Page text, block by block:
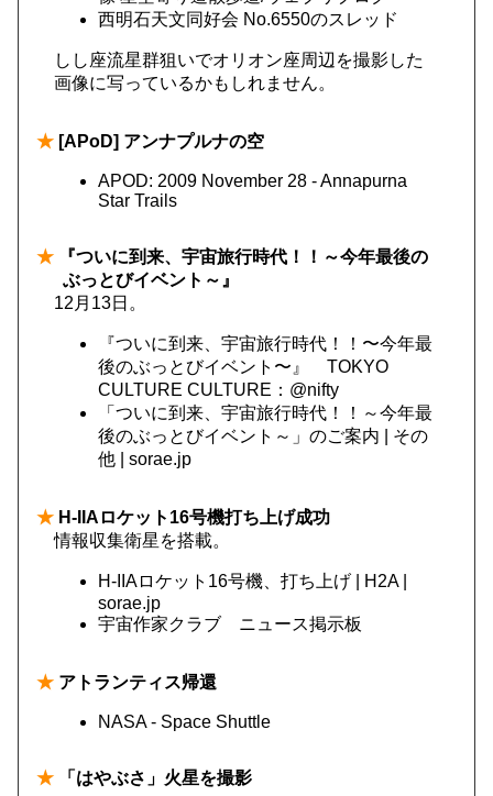
西明石天文同好会 No.6550のスレッド
しし座流星群狙いでオリオン座周辺を撮影した
画像に写っているかもしれません。
★ [APoD] アンナプルナの空
APOD: 2009 November 28 - Annapurna
Star Trails
★ 『ついに到来、宇宙旅行時代！！～今年最後の
ぶっとびイベント～』
12月13日。
『ついに到来、宇宙旅行時代！！〜今年最
後のぶっとびイベント〜』 TOKYO
CULTURE CULTURE：@nifty
「ついに到来、宇宙旅行時代！！～今年最
後のぶっとびイベント～」のご案内 | その
他 | sorae.jp
★ H-IIAロケット16号機打ち上げ成功
情報収集衛星を搭載。
H-IIAロケット16号機、打ち上げ | H2A |
sorae.jp
宇宙作家クラブ ニュース掲示板
★ アトランティス帰還
NASA - Space Shuttle
★ 「はやぶさ」火星を撮影